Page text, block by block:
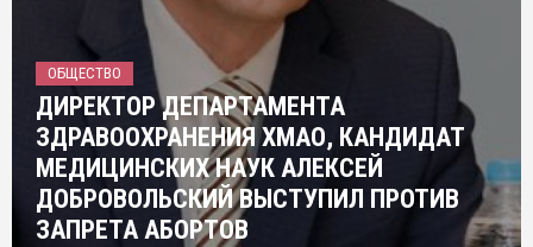
ОБЩЕСТВО
ДИРЕКТОР ДЕПАРТАМЕНТА
ЗДРАВООХРАНЕНИЯ ХМАО, КАНДИДАТ
МЕДИЦИНСКИХ НАУК АЛЕКСЕЙ
ДОБРОВОЛЬСКИЙ ВЫСТУПИЛ ПРОТИВ
ЗАПРЕТА АБОРТОВ